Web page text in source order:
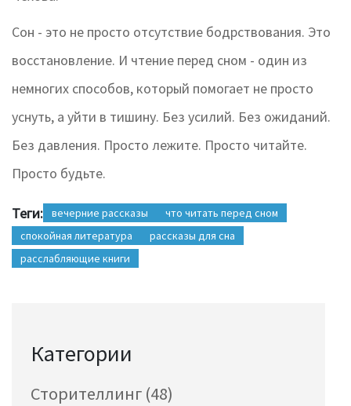
Сон - это не просто отсутствие бодрствования. Это
восстановление. И чтение перед сном - один из
немногих способов, который помогает не просто
уснуть, а уйти в тишину. Без усилий. Без ожиданий.
Без давления. Просто лежите. Просто читайте.
Просто будьте.
Теги: вечерние рассказы
что читать перед сном
спокойная литература
рассказы для сна
расслабляющие книги
Категории
Сторителлинг (48)